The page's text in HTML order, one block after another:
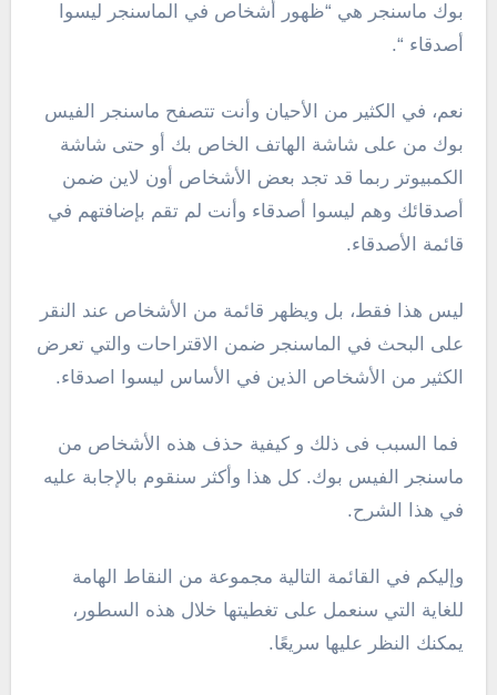
بوك ماسنجر هي “ظهور أشخاص في الماسنجر ليسوا
أصدقاء “.
نعم، في الكثير من الأحيان وأنت تتصفح ماسنجر الفيس
بوك من على شاشة الهاتف الخاص بك أو حتى شاشة
الكمبيوتر ربما قد تجد بعض الأشخاص أون لاين ضمن
أصدقائك وهم ليسوا أصدقاء وأنت لم تقم بإضافتهم في
قائمة الأصدقاء.
ليس هذا فقط، بل ويظهر قائمة من الأشخاص عند النقر
على البحث في الماسنجر ضمن الاقتراحات والتي تعرض
الكثير من الأشخاص الذين في الأساس ليسوا اصدقاء.
فما السبب فى ذلك و كيفية حذف هذه الأشخاص من
ماسنجر الفيس بوك. كل هذا وأكثر سنقوم بالإجابة عليه
في هذا الشرح.
وإليكم في القائمة التالية مجموعة من النقاط الهامة
للغاية التي سنعمل على تغطيتها خلال هذه السطور،
يمكنك النظر عليها سريعًا.